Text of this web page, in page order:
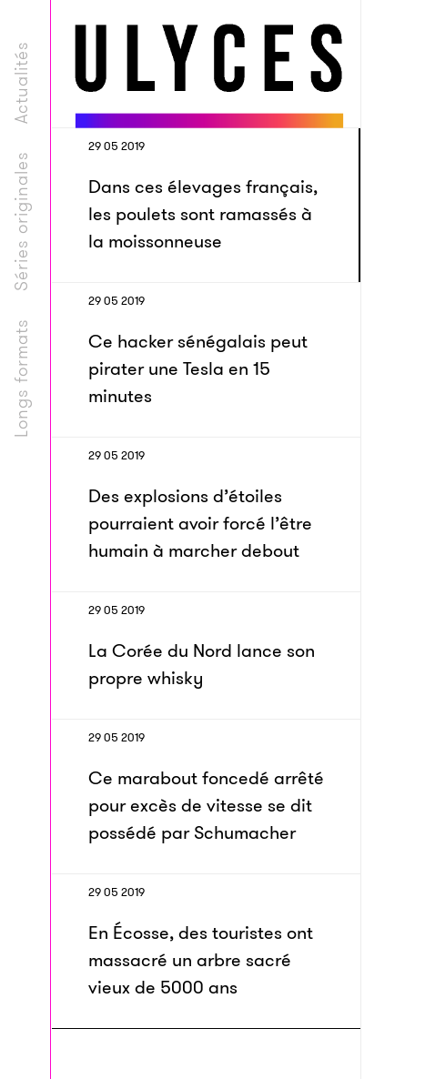
Longs formats
Séries originales
Actualités
29 05 2019
Dans ces élevages français,
les poulets sont ramassés à
la moissonneuse
29 05 2019
Ce hacker sénégalais peut
pirater une Tesla en 15
minutes
29 05 2019
Des explosions d’étoiles
pourraient avoir forcé l’être
humain à marcher debout
29 05 2019
La Corée du Nord lance son
propre whisky
29 05 2019
Ce marabout foncedé arrêté
pour excès de vitesse se dit
possédé par Schumacher
29 05 2019
En Écosse, des touristes ont
massacré un arbre sacré
vieux de 5000 ans